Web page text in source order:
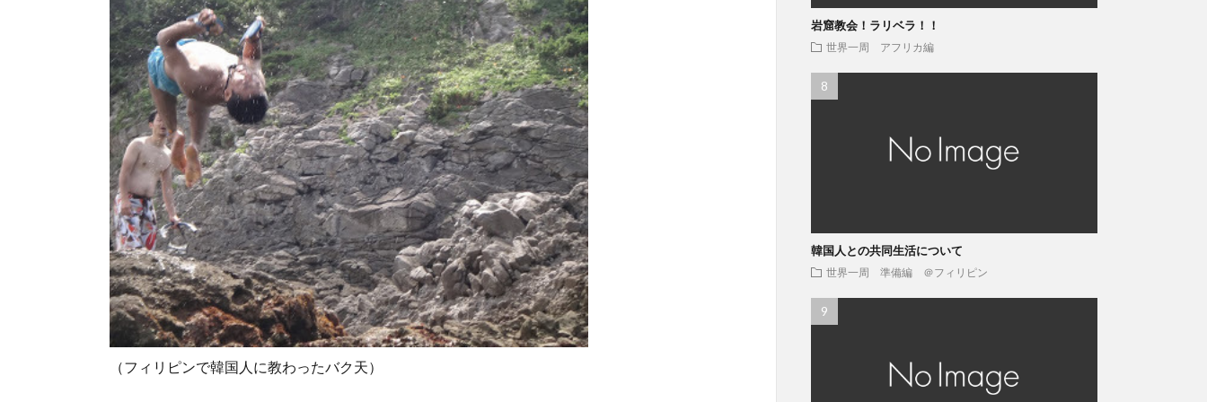
（フィリピンで韓国人に教わったバク天）
岩窟教会！ラリベラ！！
世界一周 アフリカ編
韓国人との共同生活について
世界一周 準備編 ＠フィリピン